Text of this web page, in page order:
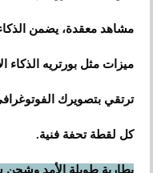
مشاهد معقدة، يضمن
ميزات مثل بورتريه
ترتقي بتصويرك
كل لقطة تحفة فنية.
بطارية طويلة الأمد وشحن